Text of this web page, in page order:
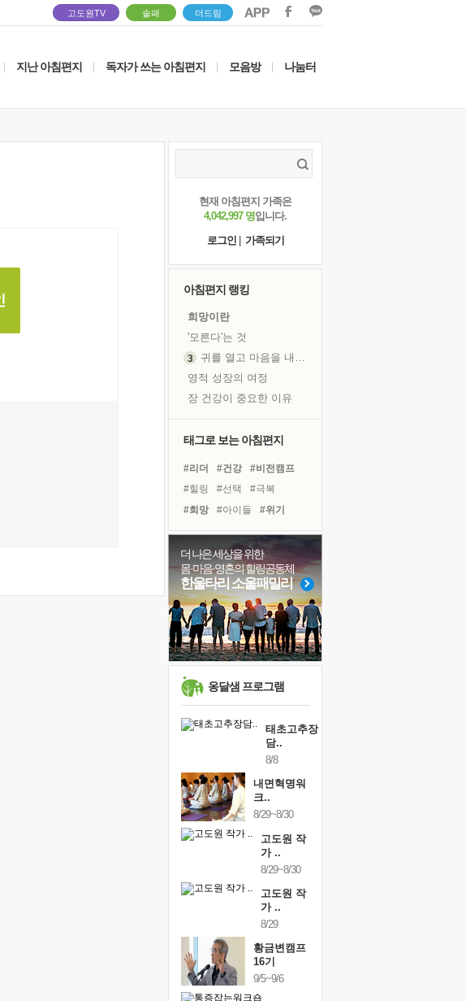
고도원TV 솔패 더드림
지난 아침편지 독자가 쓰는 아침편지 모음방 나눔터
현재 아침편지 가족은
4,042,997 명입니다.
로그인
가족되기
아침편지 랭킹
희망이란
'모른다'는 것
귀를 열고 마음을 내어주고
영적 성장의 여정
장 건강이 중요한 이유
꿈이 실제가 되는 것
'말 타는 법'을 먼저
졸업식 사진을 보며
아픈 아버지를 위한 공간 설계
극심한 변비, 어깨결림, 수면 장애
보고 싶은 어머니
유년 시절의 부산 영도 바다
못된 꼰대들
거울 속의 나
태그로 보는 아침편지
#리더 #건강
#비전캠프
#힐링
#선택
#극복
#희망
#아이들
#위기
#나눔
#명상
#면역력
#친구
#계획
#도움
#바이러스
#유튜브
#링컨학교
#독서캠프
#사람
더 나은 세상을 위한
몸·마음·영혼의 힐링공동체
한울타리 소울패밀리
옹달샘 프로그램
태초고추장
담..
8/8
내면혁명워
크..
8/29~8/30
고도원 작
가 ..
8/29~8/30
고도원 작
가 ..
8/29
황금변캠프
16기
9/5~9/6